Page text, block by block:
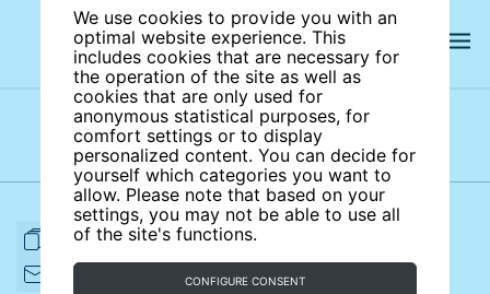
We use cookies to provide you with an
optimal website experience. This
includes cookies that are necessary for
the operation of the site as well as
cookies that are only used for
anonymous statistical purposes, for
comfort settings or to display
personalized content. You can decide for
yourself which categories you want to
allow. Please note that based on your
settings, you may not be able to use all
of the site's functions.
CONFIGURE CONSENT
Subject areas Authors
FULL ARTICLE PRINT
DOWNLOAD